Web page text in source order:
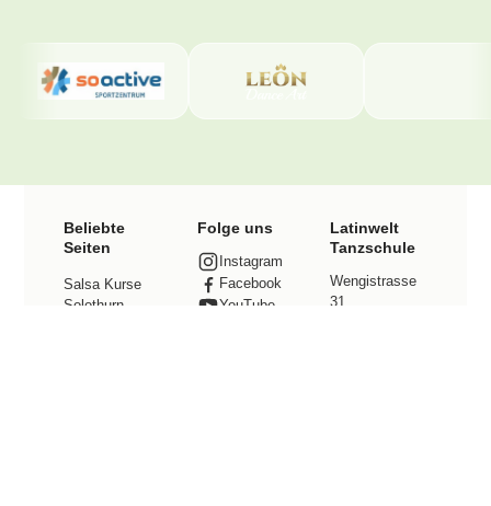
Beliebte
Seiten
Salsa Kurse
Solothurn
Folge uns
Instagram
Facebook
YouTube
Latinwelt
Tanzschule
Wengistrasse
31